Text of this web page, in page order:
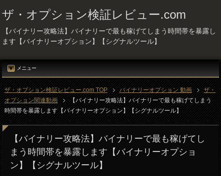
ザ・オプション検証レビュー.com
【バイナリー攻略法】バイナリーで最も稼げてしまう時間帯を暴露し
ます【バイナリーオプション】【シグナルツール】
メニュー
ザ・オプション検証レビュー.com TOP バイナリーオプション 動画
ザ・
オプション関連動画
【バイナリー攻略法】バイナリーで最も稼げてしまう
時間帯を暴露します【バイナリーオプション】【シグナルツール】
【バイナリー攻略法】バイナリーで最も稼げてし
まう時間帯を暴露します【バイナリーオプショ
ン】【シグナルツール】